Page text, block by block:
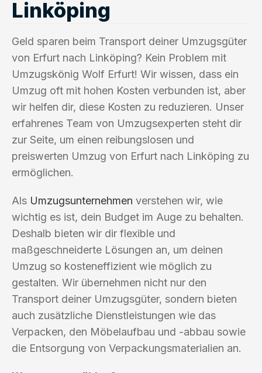
Linköping
Geld sparen beim Transport deiner Umzugsgüter
von Erfurt nach Linköping? Kein Problem mit
Umzugskönig Wolf Erfurt! Wir wissen, dass ein
Umzug oft mit hohen Kosten verbunden ist, aber
wir helfen dir, diese Kosten zu reduzieren. Unser
erfahrenes Team von Umzugsexperten steht dir
zur Seite, um einen reibungslosen und
preiswerten Umzug von Erfurt nach Linköping zu
ermöglichen.
Als Umzugsunternehmen verstehen wir, wie
wichtig es ist, dein Budget im Auge zu behalten.
Deshalb bieten wir dir flexible und
maßgeschneiderte Lösungen an, um deinen
Umzug so kosteneffizient wie möglich zu
gestalten. Wir übernehmen nicht nur den
Transport deiner Umzugsgüter, sondern bieten
auch zusätzliche Dienstleistungen wie das
Verpacken, den Möbelaufbau und -abbau sowie
die Entsorgung von Verpackungsmaterialien an.